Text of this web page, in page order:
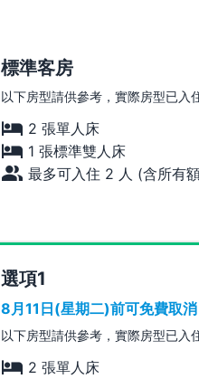
標準客房
以下房型請供參考，實際房型已入
2 張單人床
1 張標準雙人床
最多可入住 2 人 (含所有
選項
8月11日(星期二)前可免費取消
以下房型請供參考，實際房型已入
2 張單人床